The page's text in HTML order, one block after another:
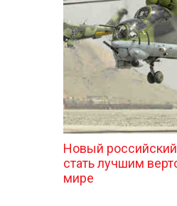
Новый
стать лучшим
мире